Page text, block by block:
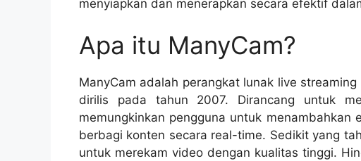
menyiapkan dan menerapkan secara efektif
Apa itu ManyCam?
ManyCam adalah perangkat lunak live
dirilis pada tahun 2007. Dirancang untuk
memungkinkan pengguna untuk
berbagi konten secara real-time. Sedikit yang
untuk merekam video dengan kualitas tinggi.